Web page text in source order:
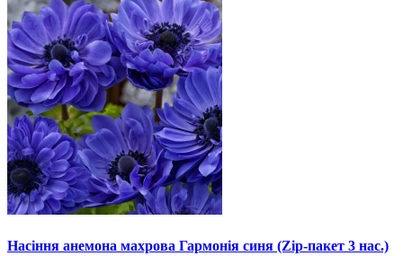
Насіння анемона махрова Гармонія синя (Zip-пакет 3 нас.)